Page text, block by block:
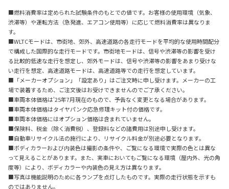
■燃料消費率は定められた試験条件のもとでの値です。お客様の使用環境（気象、
渋滞等）や運転方法（急発進、エアコン使用等）に応じて燃料消費率は異なりま
す。
■WLTCモードは、市街地、郊外、高速道路の各走行モードを平均的な使用時間配分
で構成した国際的な走行モードです。市街地モードは、信号や渋滞等の影響を受け
る比較的低速な走行を想定し、郊外モードは、信号や渋滞等の影響をあまり受けな
い走行を想定、高速道路モードは、高速道路等での走行を想定しています。
■「メーカーオプション」「設定あり」はご注文時に申し受けます。メーカーの工
場で装着するため、ご注文後はお受けできませんのでご了承ください。
■車両本体価格は'25年7月現在のもので、予告なく変更となる場合があります。
■車両本体価格はタイヤパンク応急修理キット付の価格です。
■車両本体価格にはオプション価格は含まれていません。
■保険料、税金（除く消費税）、登録料などの諸費用は別途申し受けます。
■自動車リサイクル法の施行により、リサイクル料金が別途必要となります。
■ボディカラーおよび内装色は撮影の条件や、ご覧になる環境で実際の色とは異な
って見えることがあります。また、実車においてもご覧になる環境（屋内外、光の角
度等）により、ボディカラーや内装色の見え方は異なります。
■写真は機能説明のために各ランプを点灯したものです。実際の走行状態を示すも
のではありません。